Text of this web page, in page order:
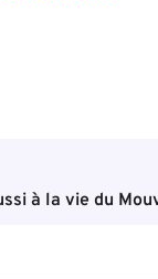
à la vie du